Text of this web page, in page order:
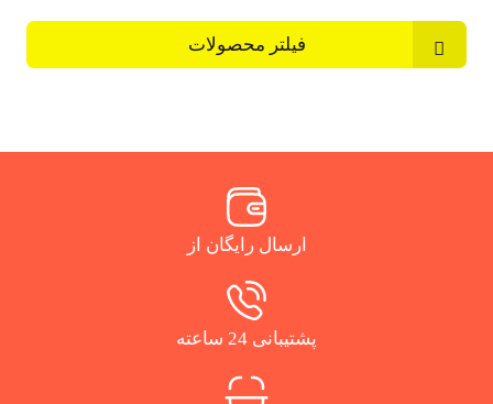
فیلتر محصولات
ارسال رایگان از
پشتیبانی 24 ساعته